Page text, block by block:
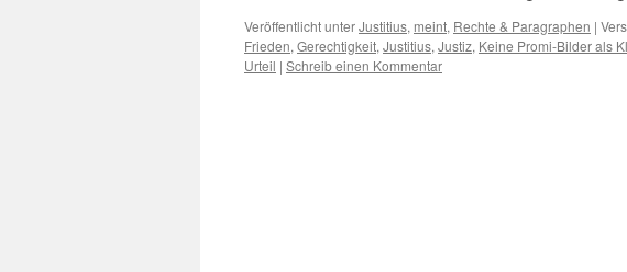
Veröffentlicht unterJustitius, meint, Rechte & Paragraphen |
Frieden, Gerechtigkeit, Justitius, Justiz, Keine Promi-Bilder als
Urteil | Schreib einen Kommentar